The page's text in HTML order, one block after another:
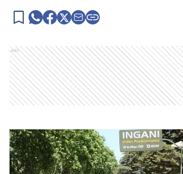
Ads